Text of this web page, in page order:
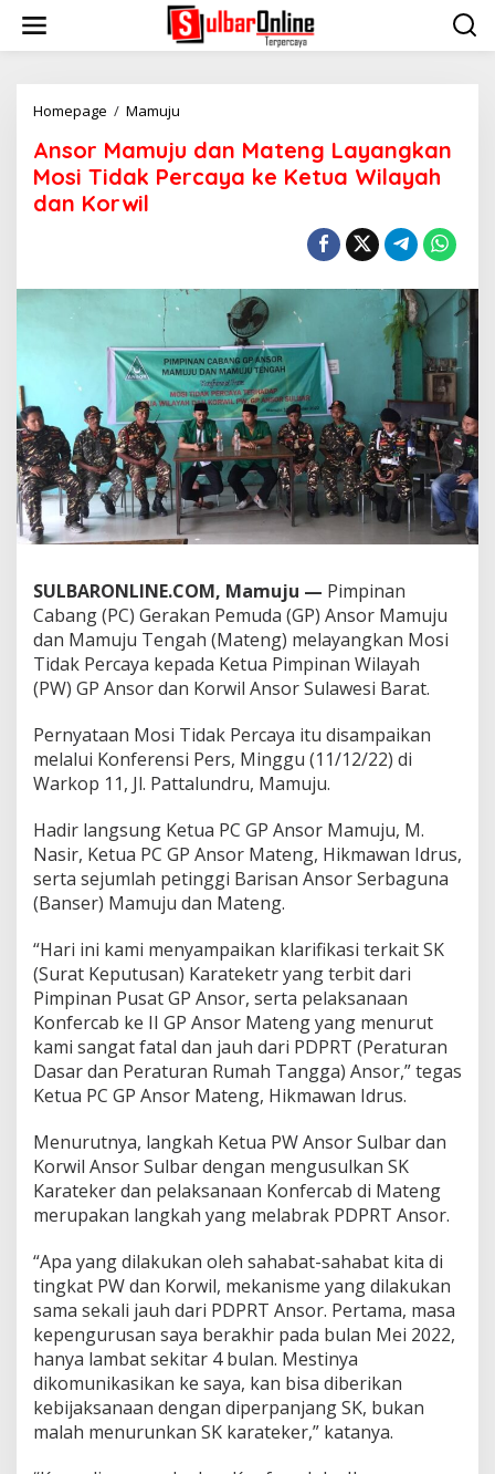
i
Homepage / Mamuju
s
o
r
j
a
n
M
a
t
e
n
g
L
a
y
n
g
k
a
n
M
s
T
i
a
k
P
e
r
a
y
a
k
e
K
e
u
W
i
y
h
d
a
K
o
r
w
i
l
Ansor Mamuju dan Mateng Layangkan
Mosi Tidak Percaya ke Ketua Wilayah
dan Korwil
SULBARONLINE.COM, Mamuju — Pimpinan
Cabang (PC) Gerakan Pemuda (GP) Ansor Mamuju
dan Mamuju Tengah (Mateng) melayangkan Mosi
Tidak Percaya kepada Ketua Pimpinan Wilayah
(PW) GP Ansor dan Korwil Ansor Sulawesi Barat.
Pernyataan Mosi Tidak Percaya itu disampaikan
melalui Konferensi Pers, Minggu (11/12/22) di
Warkop 11, Jl. Pattalundru, Mamuju.
Hadir langsung Ketua PC GP Ansor Mamuju, M.
Nasir, Ketua PC GP Ansor Mateng, Hikmawan Idrus,
serta sejumlah petinggi Barisan Ansor Serbaguna
(Banser) Mamuju dan Mateng.
“Hari ini kami menyampaikan klarifikasi terkait SK
(Surat Keputusan) Karateketr yang terbit dari
Pimpinan Pusat GP Ansor, serta pelaksanaan
Konfercab ke II GP Ansor Mateng yang menurut
kami sangat fatal dan jauh dari PDPRT (Peraturan
Dasar dan Peraturan Rumah Tangga) Ansor,” tegas
Ketua PC GP Ansor Mateng, Hikmawan Idrus.
Menurutnya, langkah Ketua PW Ansor Sulbar dan
Korwil Ansor Sulbar dengan mengusulkan SK
Karateker dan pelaksanaan Konfercab di Mateng
merupakan langkah yang melabrak PDPRT Ansor.
“Apa yang dilakukan oleh sahabat-sahabat kita di
tingkat PW dan Korwil, mekanisme yang dilakukan
sama sekali jauh dari PDPRT Ansor. Pertama, masa
kepengurusan saya berakhir pada bulan Mei 2022,
hanya lambat sekitar 4 bulan. Mestinya
dikomunikasikan ke saya, kan bisa diberikan
kebijaksanaan dengan diperpanjang SK, bukan
malah menurunkan SK karateker,” katanya.